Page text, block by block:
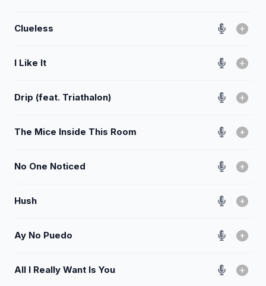
Clueless
I Like It
Drip (feat. Triathalon)
The Mice Inside This Room
No One Noticed
Hush
Ay No Puedo
All I Really Want Is You